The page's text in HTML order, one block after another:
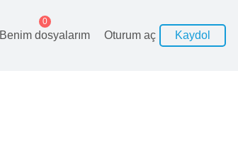
Benim dosyalarım
0
Oturum aç Kaydol